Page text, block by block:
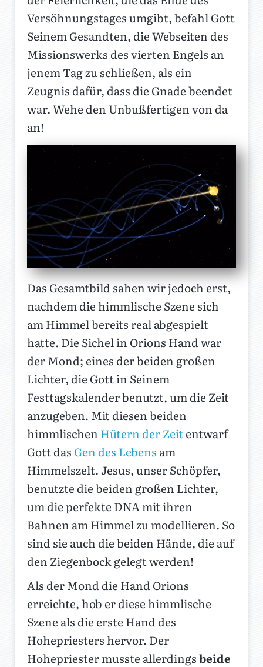
Versöhnungstages umgibt, befahl Gott
Seinem Gesandten, die Webseiten des
Missionswerks des vierten Engels an
jenem Tag zu schließen, als ein
Zeugnis dafür, dass die Gnade beendet
war. Wehe den Unbußfertigen von da
an!
Das Gesamtbild sahen wir jedoch erst,
nachdem die himmlische Szene sich
am Himmel bereits real abgespielt
hatte. Die Sichel in Orions Hand war
der Mond; eines der beiden großen
Lichter, die Gott in Seinem
Festtagskalender benutzt, um die Zeit
anzugeben. Mit diesen beiden
himmlischen Hütern der Zeitentwarf
Gott das Gen des Lebens am
Himmelszelt. Jesus, unser Schöpfer,
benutzte die beiden großen Lichter,
um die perfekte DNA mit ihren
Bahnen am Himmel zu modellieren. So
sind sie auch die beiden Hände, die auf
den Ziegenbock gelegt werden!
Als der Mond die Hand Orions
erreichte, hob er diese himmlische
Szene als die erste Hand des
Hohepriesters hervor. Der
Hohepriester musste allerdingsbeide